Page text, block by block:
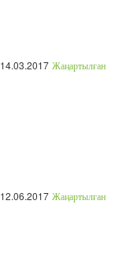
14.03.2017 Жаңартылған
12.06.2017 Жаңартылған